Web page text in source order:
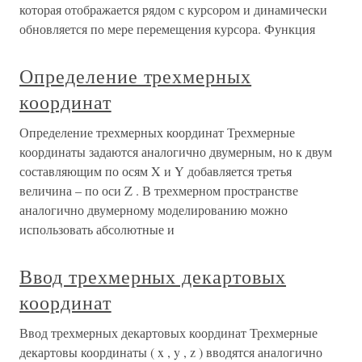
которая отображается рядом с курсором и динамически
обновляется по мере перемещения курсора. Функция
Определение трехмерных
координат
Определение трехмерных координат Трехмерные
координаты задаются аналогично двумерным, но к двум
составляющим по осям X и Y добавляется третья
величина – по оси Z . В трехмерном пространстве
аналогично двумерному моделированию можно
использовать абсолютные и
Ввод трехмерных декартовых
координат
Ввод трехмерных декартовых координат Трехмерные
декартовы координаты ( x , y , z ) вводятся аналогично